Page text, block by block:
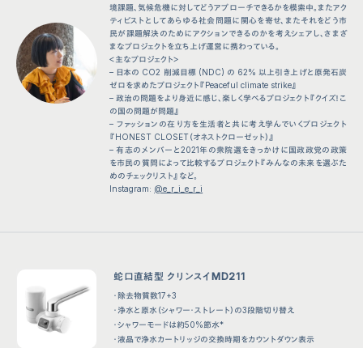
境課題、気候危機に対してどうアプローチできるかを模索中。またアク
ティビストとしてあらゆる社会問題に関心を寄せ、またそれをどう市
民が課題解決のためにアクションできるのかを考えシェアし、さまざ
まなプロジェクトを立ち上げ運営に携わっている。
＜主なプロジェクト＞
– 日本の CO2 削減目標 (NDC) の 62% 以上引き上げと原発石炭
ゼロを求めたプロジェクト『Peaceful climate strike』
– 政治の問題をより身近に感じ、楽しく学べるプロジェクト『クイズ！こ
の国の問題が問題』
– ファッションの在り方を生活者と共に考え学んでいくプロジェクト
『HONEST CLOSET（オネストクローゼット）』
– 有志のメンバーと2021年の衆院選をきっかけに国政政党の政策
を市民の質問によって比較するプロジェクト『みんなの未来を選ぶた
めのチェックリスト』など。
Instagram: @e_r_i_e_r_i
蛇口直結型 クリンスイMD211
・除去物質数17+3
・浄水と原水（シャワー・ストレート）の3段階切り替え
・シャワーモードは約50%節水*
・液晶で浄水カートリッジの交換時期をカウントダウン表示